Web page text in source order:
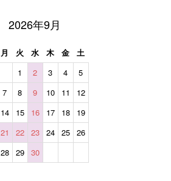
2026年9月
月 火 水 木 金
土
1
2 3 4
5
7 8 9 10 11
12
14 15 16 17 18
19
21 22 23 24 25
26
28 29 30